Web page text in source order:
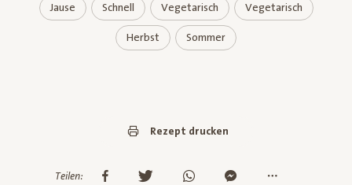
Jause Schnell Vegetarisch Vegetarisch
Herbst Sommer
Rezept drucken
Teilen: